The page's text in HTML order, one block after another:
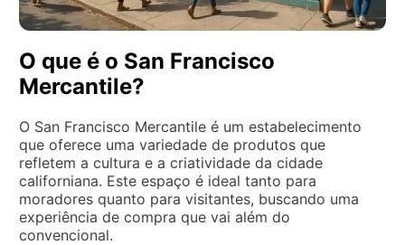
O que é o San Francisco
Mercantile?
O San Francisco Mercantile é um estabelecimento
que oferece uma variedade de produtos que
refletem a cultura e a criatividade da cidade
californiana. Este espaço é ideal tanto para
moradores quanto para visitantes, buscando uma
experiência de compra que vai além do
convencional.